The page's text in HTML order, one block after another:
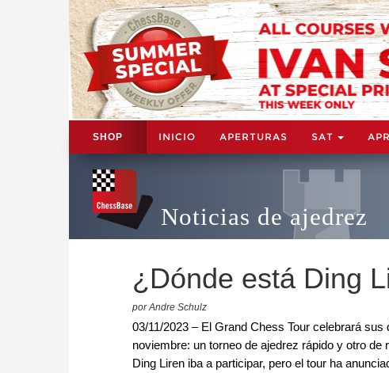
SHOP INICIO APERTURAS SAT
Noticias de ajedrez
¿Dónde está Ding
por Andre Schulz
03/11/2023 – El Grand Chess Tour celebrará
noviembre: un torneo de ajedrez rápido y otro
Ding Liren iba a participar, pero el tour ha